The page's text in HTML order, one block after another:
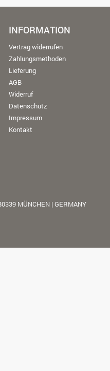
INFORMATION
Vertrag widerrufen
Zahlungsmethoden
Lieferung
AGB
Widerruf
Datenschutz
Impressum
Kontakt
MÜNCHEN | GERMANY